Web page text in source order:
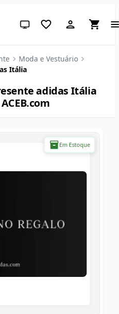
Tema do sistema (clique para
Moda e Vestuário
Itália
adidas Itália
Em Estoque